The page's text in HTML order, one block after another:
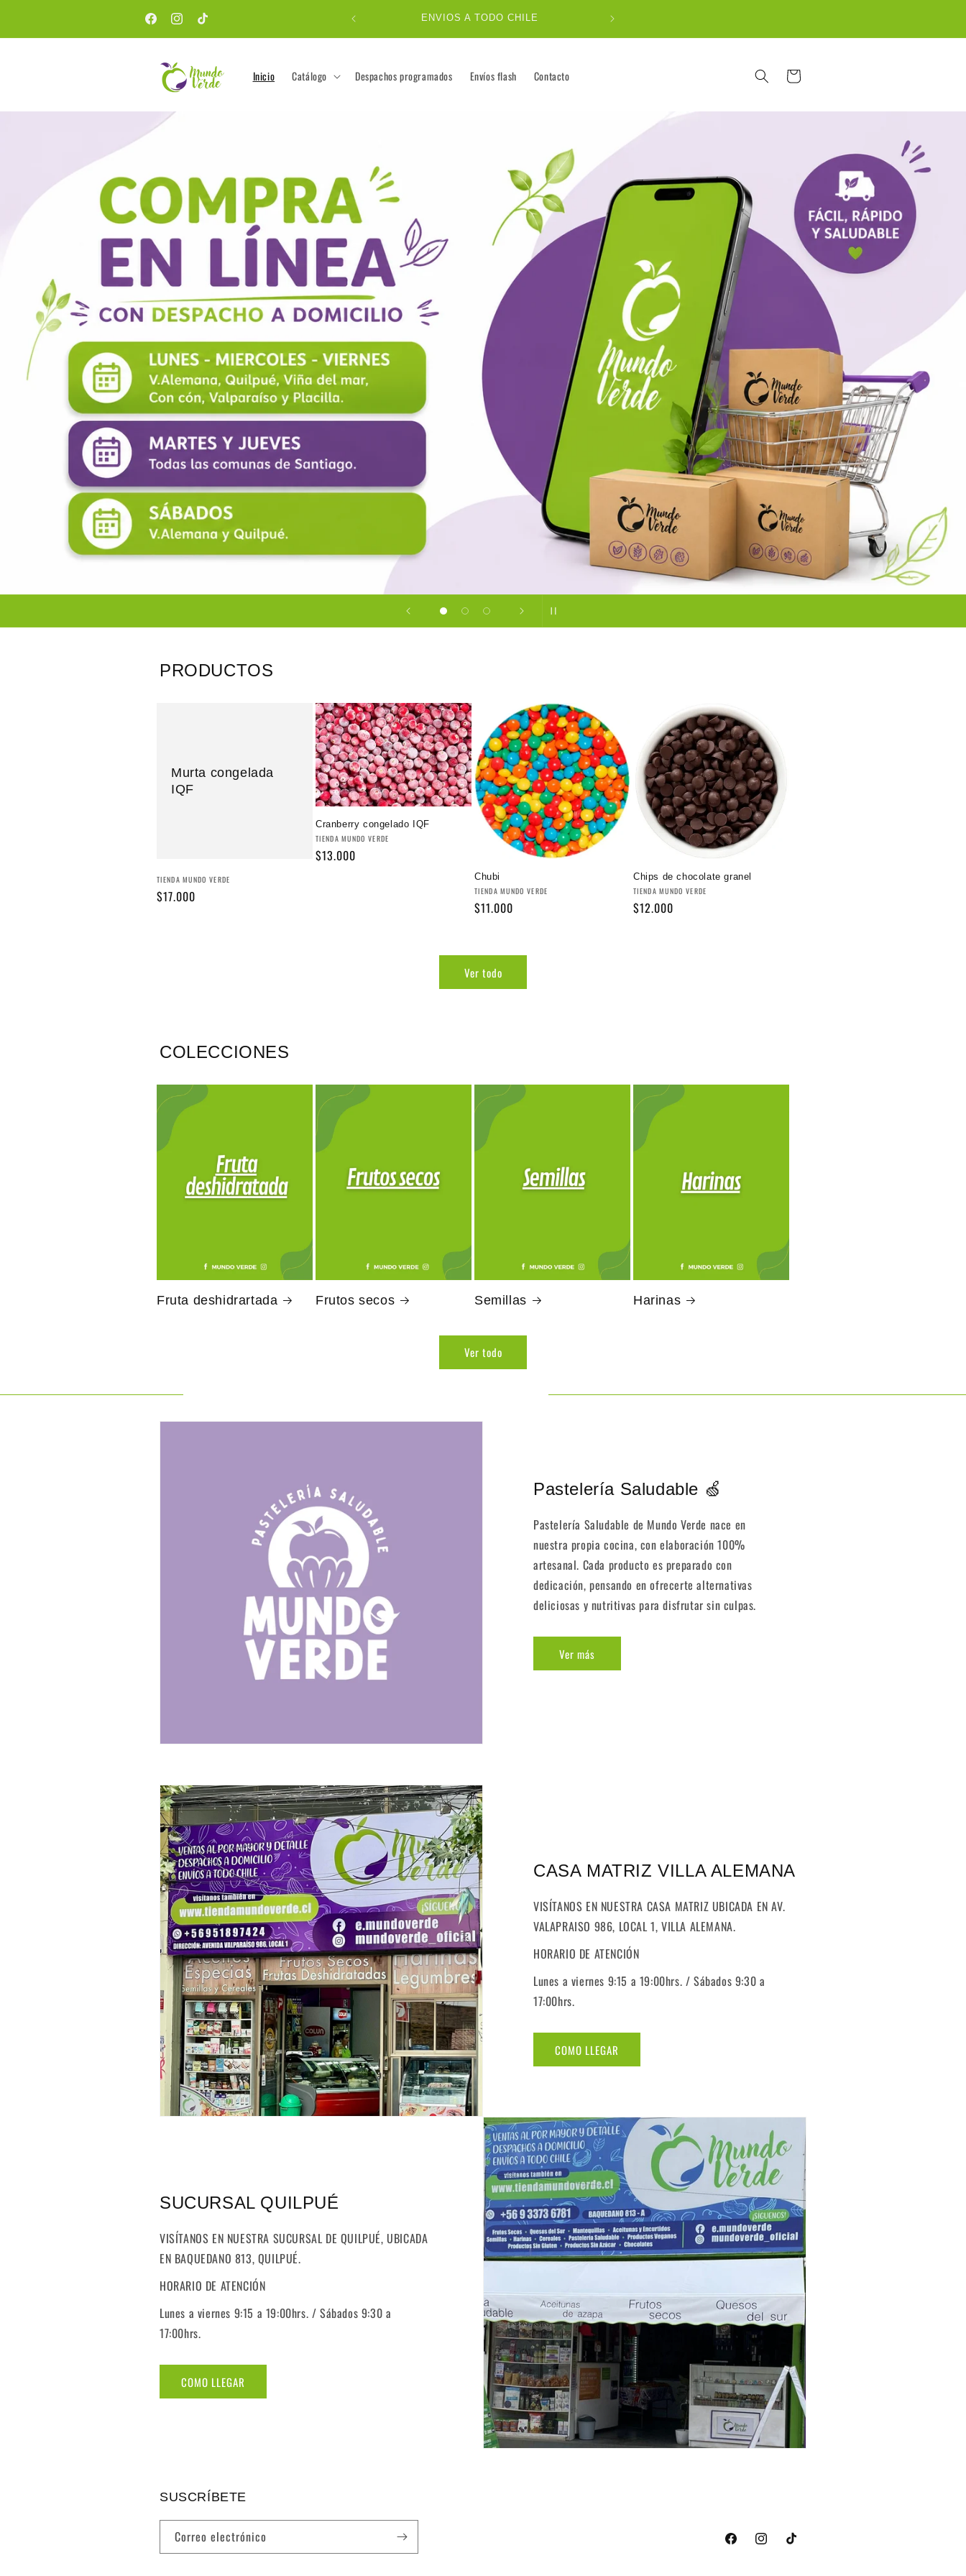
FacebookInstagramTikTok
ENVIOS A TODO CHILE
ENVIOS GRATIS EN COMPRAS DESDE
$35.000 RUTA LOCAL
Inicio Catálogo Despachos programados Envíos flash Contacto Carrito
PRODUCTOS
Murta congelada
IQF
Proveedor:
TIENDA MUNDO VERDE
Precio
$17.000
Cranberry congelado IQF
Proveedor:
TIENDA MUNDO VERDE
Precio
$13.000
Chubi
Proveedor:
TIENDA MUNDO VERDE
Precio
$11.000
Chips de chocolate granel
Proveedor:
TIENDA MUNDO VERDE
Precio
$12.000
Ver todo
COLECCIONES
Fruta deshidrartada Frutos secos Semillas Harinas
Ver todo
Pastelería Saludable 🍏
Pastelería Saludable de Mundo Verde nace en
nuestra propia cocina, con elaboración 100%
artesanal. Cada producto es preparado con
dedicación, pensando en ofrecerte alternativas
deliciosas y nutritivas para disfrutar sin culpas.
Ver más
CASA MATRIZ VILLA ALEMANA
VISÍTANOS EN NUESTRA CASA MATRIZ UBICADA EN AV.
VALAPRAISO 986, LOCAL 1, VILLA ALEMANA.
HORARIO DE ATENCIÓN
Lunes a viernes 9:15 a 19:00hrs. / Sábados 9:30 a
17:00hrs.
COMO LLEGAR
SUCURSAL QUILPUÉ
VISÍTANOS EN NUESTRA SUCURSAL DE QUILPUÉ, UBICADA
EN BAQUEDANO 813, QUILPUÉ.
HORARIO DE ATENCIÓN
Lunes a viernes 9:15 a 19:00hrs. / Sábados 9:30 a
17:00hrs.
COMO LLEGAR
SUSCRÍBETE
Correo electrónico
FacebookInstagramTikTok